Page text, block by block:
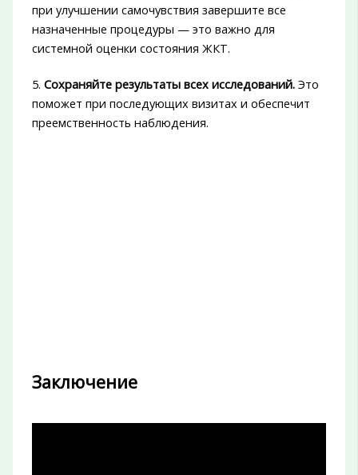
при улучшении самочувствия завершите все
назначенные процедуры — это важно для
системной оценки состояния ЖКТ.
5. Сохраняйте результаты всех исследований.Это
поможет при последующих визитах и обеспечит
преемственность наблюдения.
Заключение